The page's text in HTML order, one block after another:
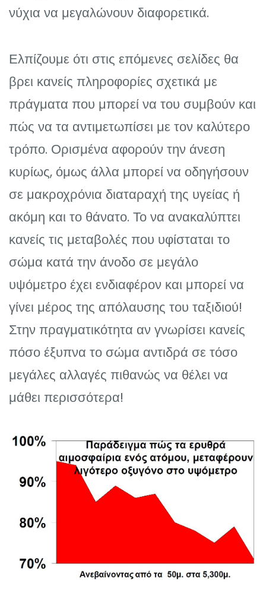
νύχια να μεγαλώνουν διαφορετικά.
Ελπίζουμε ότι στις επόμενες σελίδες θα
βρει κανείς πληροφορίες σχετικά με
πράγματα που μπορεί να του συμβούν και
πώς να τα αντιμετωπίσει με τον καλύτερο
τρόπο. Ορισμένα αφορούν την άνεση
κυρίως, όμως άλλα μπορεί να οδηγήσουν
σε μακροχρόνια διαταραχή της υγείας ή
ακόμη και το θάνατο. Το να ανακαλύπτει
κανείς τις μεταβολές που υφίσταται το
σώμα κατά την άνοδο σε μεγάλο
υψόμετρο έχει ενδιαφέρον και μπορεί να
γίνει μέρος της απόλαυσης του ταξιδιού!
Στην πραγματικότητα αν γνωρίσει κανείς
πόσο έξυπνα το σώμα αντιδρά σε τόσο
μεγάλες αλλαγές πιθανώς να θέλει να
μάθει περισσότερα!